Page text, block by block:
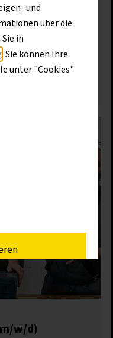
im
Vollzeit
w/d)
und
über die
in
. Sie können Ihre
unter "Cookies"